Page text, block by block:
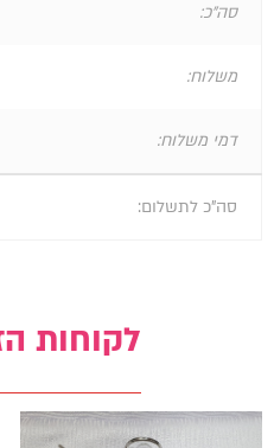
סה"כ:
משלוח:
דמי משלוח:
סה"כ לתשלום:
לקוחות